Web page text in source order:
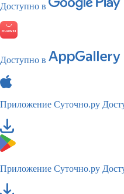
Доступно в
Доступно в
Приложение Суточно.ру
Приложение Суточно.ру